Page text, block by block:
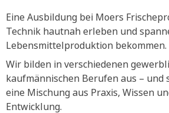
Eine Ausbildung bei Moers
Technik hautnah erleben und
Lebensmittelproduktion bekommen.
Wir bilden in verschiedenen
kaufmännischen Berufen aus – und
eine Mischung aus Praxis, Wissen
Entwicklung.